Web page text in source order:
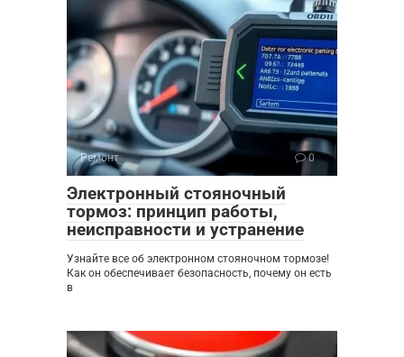
Ремонт 0
Электронный стояночный
тормоз: принцип работы,
неисправности и устранение
Узнайте все об электронном стояночном тормозе!
Как он обеспечивает безопасность, почему он есть
в